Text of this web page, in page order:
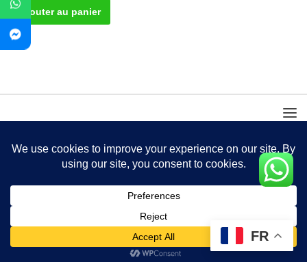
Ajouter au panier
FR